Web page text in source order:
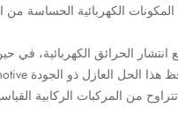
الكهربائية الحساسة من
الحرائق الكهربائية، في
من المركبات الركابية